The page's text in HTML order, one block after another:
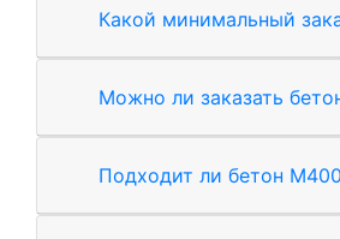
Какой минимальный
Можно ли заказать
Подходит ли бетон